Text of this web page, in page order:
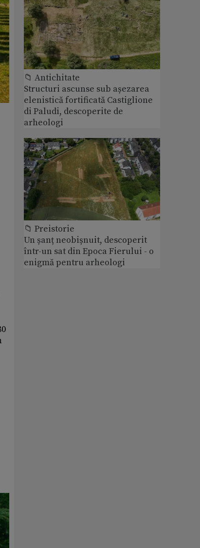
📁 Antichitate
Structuri ascunse sub așezarea
elenistică fortificată Castiglione
di Paludi, descoperite de
arheologi
📁 Preistorie
Un șanț neobișnuit, descoperit
într-un sat din Epoca Fierului - o
enigmă pentru arheologi